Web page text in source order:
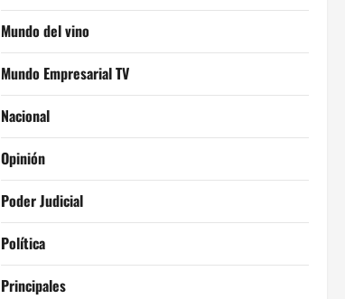
Mundo del vino
Mundo Empresarial TV
Nacional
Opinión
Poder Judicial
Política
Principales